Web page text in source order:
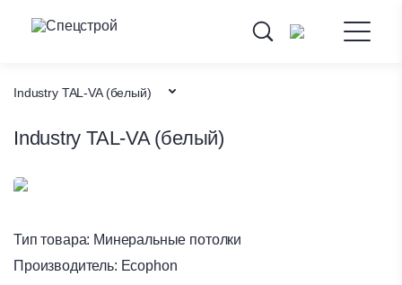
Industry TAL-VA (белый)
Каталог товаров
Главная
Industry TAL-VA (белый)
Тип товара: Минеральные потолки
Производитель: Ecophon